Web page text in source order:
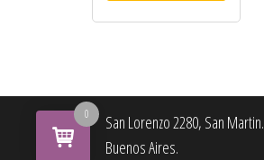
San Lorenzo 2280, San Martin.
Buenos Aires.
0